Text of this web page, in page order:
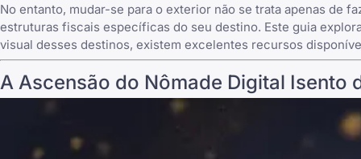
No entanto, mudar-se para o exterior não se trata apenas de
estruturas fiscais específicas do seu destino. Este guia
visual desses destinos, existem excelentes recursos
A Ascensão do Nômade Digital Isento